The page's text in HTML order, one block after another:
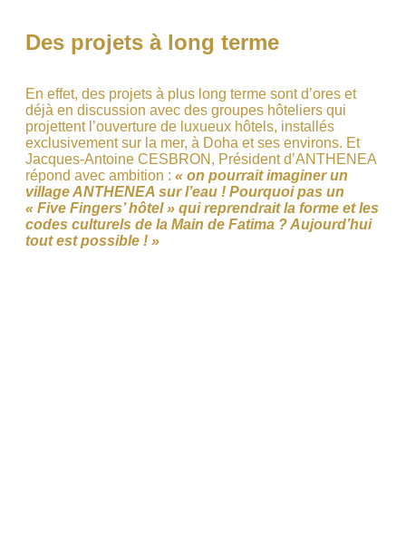
Des projets à long terme
En effet, des projets à plus long terme sont d’ores et
déjà en discussion avec des groupes hôteliers qui
projettent l’ouverture de luxueux hôtels, installés
exclusivement sur la mer, à Doha et ses environs. Et
Jacques-Antoine CESBRON, Président d’ANTHENEA
répond avec ambition : « on pourrait imaginer un
village ANTHENEA sur l’eau ! Pourquoi pas un
« Five Fingers’ hôtel » qui reprendrait la forme et les
codes culturels de la Main de Fatima ? Aujourd’hui
tout est possible ! »